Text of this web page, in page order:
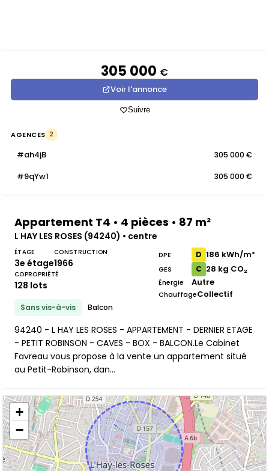
305 000 €
Voir l'annonce
Suivre
AGENCES 2
#ah4jB 305 000 €
#9qYw1 305 000 €
Appartement T4 • 4 pièces • 87 m²
L HAY LES ROSES (94240) • centre
ÉTAGE
3e étage
CONSTRUCTION
1966
COPROPRIÉTÉ
128 lots
Sans vis-à-vis Balcon
DPE D 186 kWh/m²
GES C 28 kg CO₂
Énergie Autre
ChauffageCollectif
94240 - L HAY LES ROSES - APPARTEMENT - DERNIER ETAGE
- PETIT ROBINSON - CAVES - BOX - BALCON.Le Cabinet
Favreau vous propose à la vente un appartement situé
au Petit-Robinson, dan...
+
−